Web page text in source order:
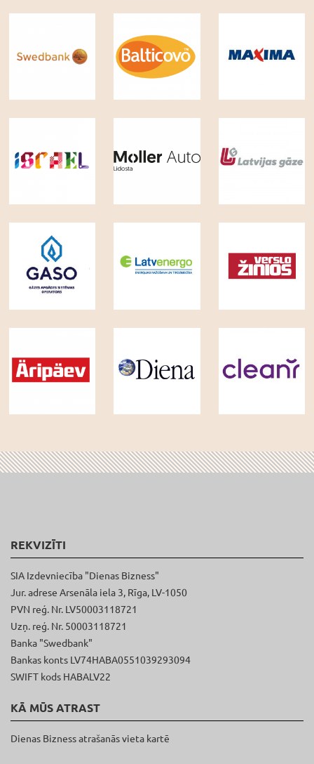
REKVIZĪTI
SIA Izdevniecība "Dienas Bizness"
Jur. adrese Arsenāla iela 3, Rīga, LV-1050
PVN reģ. Nr. LV50003118721
Uzņ. reģ. Nr. 50003118721
Banka "Swedbank"
Bankas konts LV74HABA0551039293094
SWIFT kods HABALV22
KĀ MŪS ATRAST
Dienas Bizness atrašanās vieta kartē